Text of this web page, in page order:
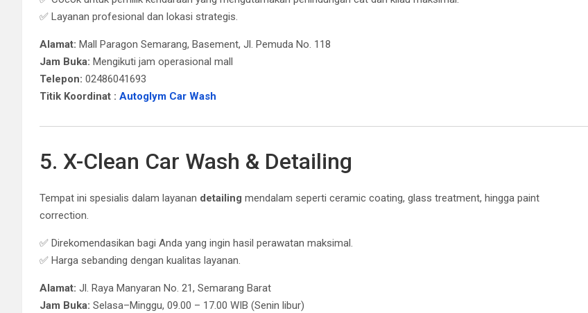
✅ Layanan profesional dan lokasi strategis.
Alamat: Mall Paragon Semarang, Basement, Jl. Pemuda No. 118
Jam Buka: Mengikuti jam operasional mall
Telepon: 02486041693
Titik Koordinat : Autoglym Car Wash
5. X-Clean Car Wash & Detailing
Tempat ini spesialis dalam layanan detailing mendalam seperti ceramic coating, glass treatment, hingga paint
correction.
✅ Direkomendasikan bagi Anda yang ingin hasil perawatan maksimal.
✅ Harga sebanding dengan kualitas layanan.
Alamat: Jl. Raya Manyaran No. 21, Semarang Barat
Jam Buka: Selasa–Minggu, 09.00 – 17.00 WIB (Senin libur)